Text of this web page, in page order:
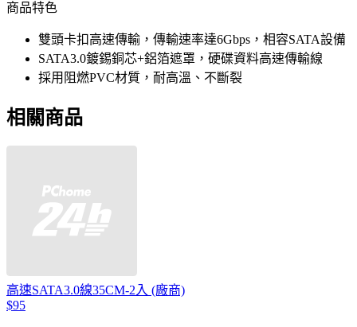
商品特色
雙頭卡扣高速傳輸，傳輸速率達6Gbps，相容SATA設備
SATA3.0鍍錫銅芯+鋁箔遮罩，硬碟資料高速傳輸線
採用阻燃PVC材質，耐高溫、不斷裂
相關商品
高速SATA3.0線35CM-2入 (廠商)
$95